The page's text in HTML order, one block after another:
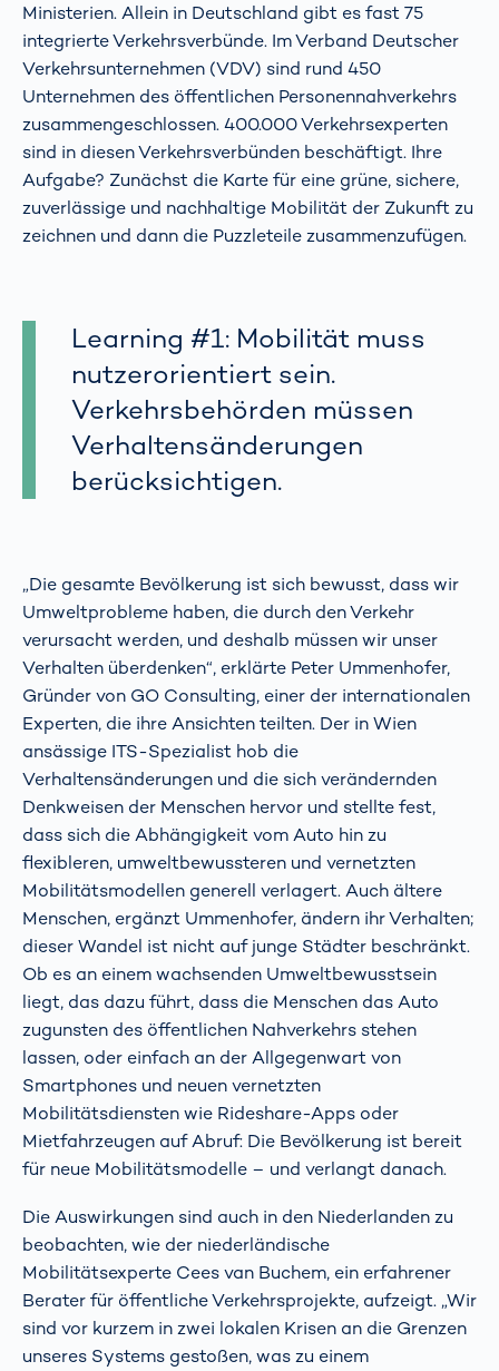
Ministerien. Allein in Deutschland gibt es fast 75
integrierte Verkehrsverbünde. Im Verband Deutscher
Verkehrsunternehmen (VDV) sind rund 450
Unternehmen des öffentlichen Personennahverkehrs
zusammengeschlossen. 400.000 Verkehrsexperten
sind in diesen Verkehrsverbünden beschäftigt. Ihre
Aufgabe? Zunächst die Karte für eine grüne, sichere,
zuverlässige und nachhaltige Mobilität der Zukunft zu
zeichnen und dann die Puzzleteile zusammenzufügen.
Learning #1: Mobilität muss
nutzerorientiert sein.
Verkehrsbehörden müssen
Verhaltensänderungen
berücksichtigen.
„Die gesamte Bevölkerung ist sich bewusst, dass wir
Umweltprobleme haben, die durch den Verkehr
verursacht werden, und deshalb müssen wir unser
Verhalten überdenken“, erklärte Peter Ummenhofer,
Gründer von GO Consulting, einer der internationalen
Experten, die ihre Ansichten teilten. Der in Wien
ansässige ITS-Spezialist hob die
Verhaltensänderungen und die sich verändernden
Denkweisen der Menschen hervor und stellte fest,
dass sich die Abhängigkeit vom Auto hin zu
flexibleren, umweltbewussteren und vernetzten
Mobilitätsmodellen generell verlagert. Auch ältere
Menschen, ergänzt Ummenhofer, ändern ihr Verhalten;
dieser Wandel ist nicht auf junge Städter beschränkt.
Ob es an einem wachsenden Umweltbewusstsein
liegt, das dazu führt, dass die Menschen das Auto
zugunsten des öffentlichen Nahverkehrs stehen
lassen, oder einfach an der Allgegenwart von
Smartphones und neuen vernetzten
Mobilitätsdiensten wie Rideshare-Apps oder
Mietfahrzeugen auf Abruf: Die Bevölkerung ist bereit
für neue Mobilitätsmodelle – und verlangt danach.
Die Auswirkungen sind auch in den Niederlanden zu
beobachten, wie der niederländische
Mobilitätsexperte Cees van Buchem, ein erfahrener
Berater für öffentliche Verkehrsprojekte, aufzeigt. „Wir
sind vor kurzem in zwei lokalen Krisen an die Grenzen
unseres Systems gestoßen, was zu einem